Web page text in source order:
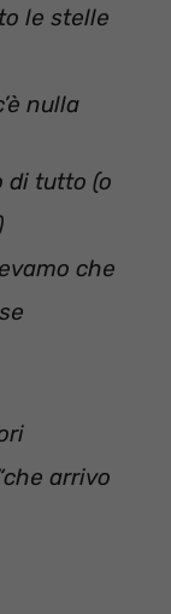
le stelle
nulla
di tutto (o
che
arrivo